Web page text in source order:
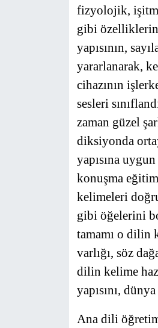
fizyolojik,
gibi özelliklerini
yapısının,
yararlanarak,
cihazının
sesleri
zaman güzel
diksiyonda
yapısına
konuşma
kelimeleri
gibi öğelerini
tamamı o dilin
varlığı, söz
dilin kelime
yapısını,
Ana dili